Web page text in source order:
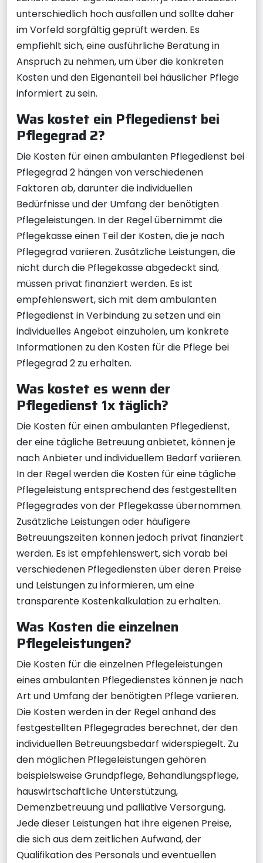
unterschiedlich hoch ausfallen und sollte daher
im Vorfeld sorgfältig geprüft werden. Es
empfiehlt sich, eine ausführliche Beratung in
Anspruch zu nehmen, um über die konkreten
Kosten und den Eigenanteil bei häuslicher Pflege
informiert zu sein.
Was kostet ein Pflegedienst bei
Pflegegrad 2?
Die Kosten für einen ambulanten Pflegedienst bei
Pflegegrad 2 hängen von verschiedenen
Faktoren ab, darunter die individuellen
Bedürfnisse und der Umfang der benötigten
Pflegeleistungen. In der Regel übernimmt die
Pflegekasse einen Teil der Kosten, die je nach
Pflegegrad variieren. Zusätzliche Leistungen, die
nicht durch die Pflegekasse abgedeckt sind,
müssen privat finanziert werden. Es ist
empfehlenswert, sich mit dem ambulanten
Pflegedienst in Verbindung zu setzen und ein
individuelles Angebot einzuholen, um konkrete
Informationen zu den Kosten für die Pflege bei
Pflegegrad 2 zu erhalten.
Was kostet es wenn der
Pflegedienst 1x täglich?
Die Kosten für einen ambulanten Pflegedienst,
der eine tägliche Betreuung anbietet, können je
nach Anbieter und individuellem Bedarf variieren.
In der Regel werden die Kosten für eine tägliche
Pflegeleistung entsprechend des festgestellten
Pflegegrades von der Pflegekasse übernommen.
Zusätzliche Leistungen oder häufigere
Betreuungszeiten können jedoch privat finanziert
werden. Es ist empfehlenswert, sich vorab bei
verschiedenen Pflegediensten über deren Preise
und Leistungen zu informieren, um eine
transparente Kostenkalkulation zu erhalten.
Was Kosten die einzelnen
Pflegeleistungen?
Die Kosten für die einzelnen Pflegeleistungen
eines ambulanten Pflegedienstes können je nach
Art und Umfang der benötigten Pflege variieren.
Die Kosten werden in der Regel anhand des
festgestellten Pflegegrades berechnet, der den
individuellen Betreuungsbedarf widerspiegelt. Zu
den möglichen Pflegeleistungen gehören
beispielsweise Grundpflege, Behandlungspflege,
hauswirtschaftliche Unterstützung,
Demenzbetreuung und palliative Versorgung.
Jede dieser Leistungen hat ihre eigenen Preise,
die sich aus dem zeitlichen Aufwand, der
Qualifikation des Personals und eventuellen